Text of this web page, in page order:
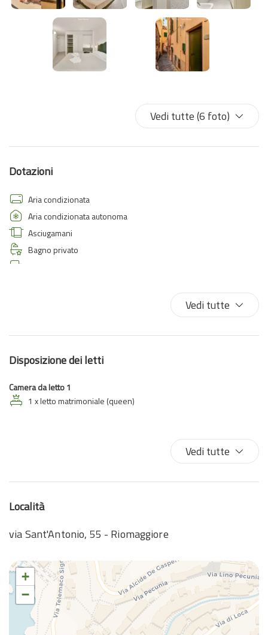
Vedi tutte (6 foto)
Dotazioni
Aria condizionata
Aria condizionata autonoma
Asciugamani
Bagno privato
Internet wireless
Riscaldamento / Condizionatore autonomo
TV
TV
Vedi tutte
Disposizione dei letti
Camera da letto 1
1 x letto matrimoniale (queen)
Vedi tutte
Località
via Sant'Antonio, 55 - Riomaggiore
+
−